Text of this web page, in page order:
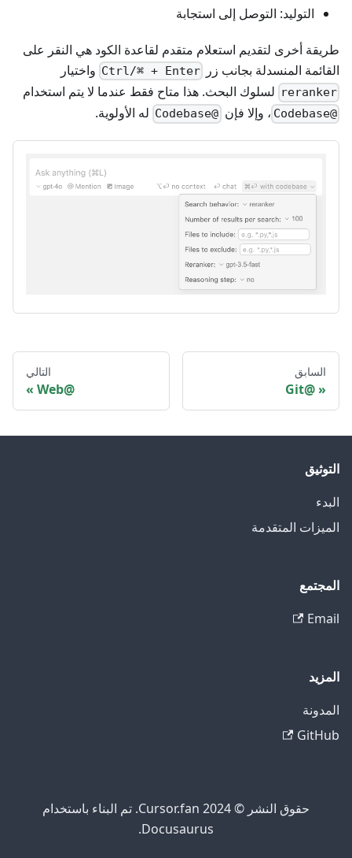
التوليد: التوصل إلى استجابة
طريقة أخرى لتقديم استعلام متقدم لقاعدة الكود هي النقر على
القائمة المنسدلة بجانب زر
Ctrl/⌘ + Enter واختيار
reranker لسلوك البحث. هذا متاح فقط عندما لا يتم استخدام
@Codebase ، وإلا فإن @Codebase له الأولوية.
السابق
@Git
التالي
@Web
التوثيق
البدء
الميزات المتقدمة
المجتمع
Email
المزيد
المدونة
GitHub
حقوق النشر © 2024 Cursor.fan. تم البناء باستخدام
Docusaurus.